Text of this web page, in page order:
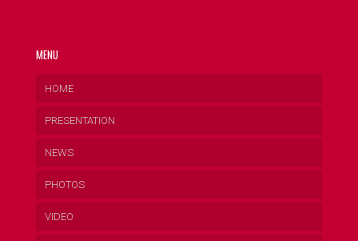
MENU
HOME
PRESENTATION
NEWS
PHOTOS
VIDEO